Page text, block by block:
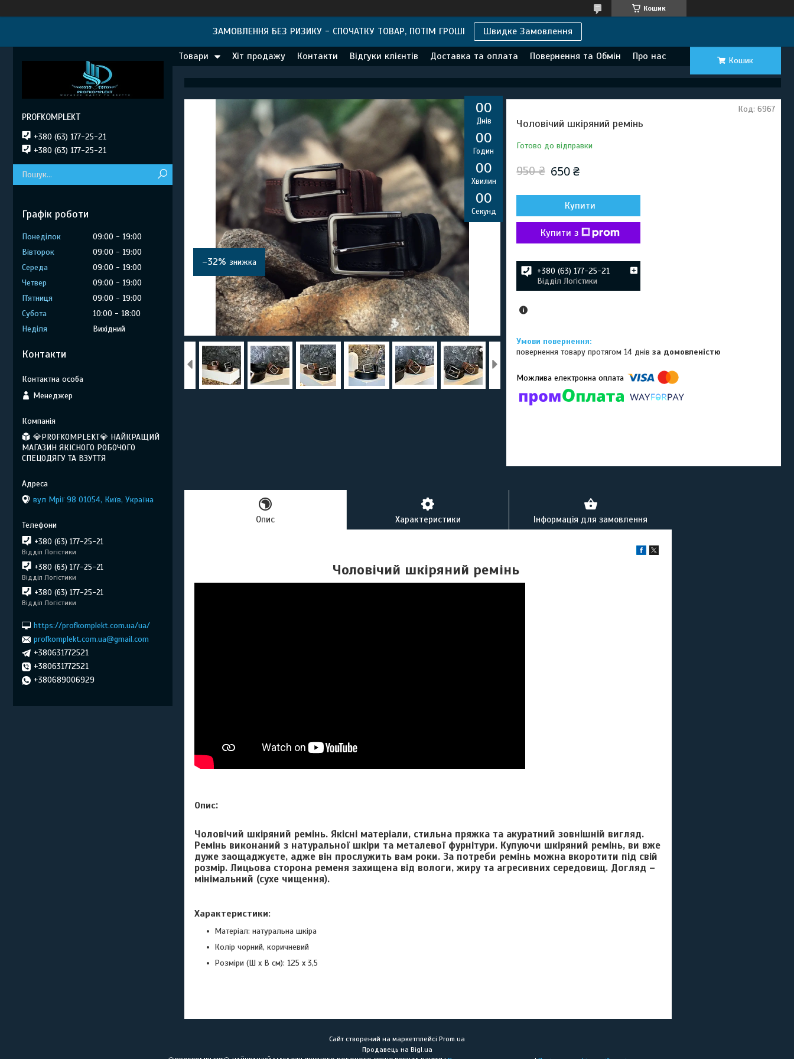
Кошик
ЗАМОВЛЕННЯ БЕЗ РИЗИКУ - СПОЧАТКУ ТОВАР, ПОТІМ ГРОШІ Швидке Замовлення
Товари Хіт продажу Контакти Відгуки клієнтів Доставка та оплата Повернення та Обмін Про нас Кошик
00
Днів
00
Годин
00
Хвилин
00
Секунд
–32%
Чоловічий шкіряний ремінь
Готово до відправки
Код: 6967
950 ₴ 650 ₴
Купити
Купити з
+380 (63) 177-25-21
Відділ Логістики
повернення товару протягом 14 днівза домовленістю
Опис Характеристики Інформація для замовлення
Чоловічий шкіряний ремінь
Опис:
Чоловічий шкіряний ремінь. Якісні матеріали, стильна пряжка та акуратний зовнішній вигляд.
Ремінь виконаний з натуральної шкіри та металевої фурнітури. Купуючи шкіряний ремінь, ви вже
дуже заощаджуєте, адже він прослужить вам роки. За потреби ремінь можна вкоротити під свій
розмір. Лицьова сторона ременя захищена від вологи, жиру та агресивних середовищ. Догляд –
мінімальний (сухе чищення).
Характеристики:
Матеріал: натуральна шкіра
Колір чорний, коричневий
Розміри (Ш х В см): 125 х 3,5
PROFKOMPLEKT
+380 (63) 177-25-21
+380 (63) 177-25-21
Графік роботи
Понеділок 09:00
19:00
Вівторок
09:00
19:00
Середа
09:00
19:00
Четвер
09:00
19:00
Пʼятниця
09:00
19:00
Субота
10:00
18:00
Неділя
Вихідний
Контакти
Менеджер
💎PROFKOMPLEKT💎 НАЙКРАЩИЙ
МАГАЗИН ЯКІСНОГО РОБОЧОГО
СПЕЦОДЯГУ ТА ВЗУТТЯ
вул Мрії 98 01054, Київ, Україна
+380 (63) 177-25-21
Відділ Логістики
+380 (63) 177-25-21
Відділ Логістики
+380 (63) 177-25-21
Відділ Логістики
https://profkomplekt.com.ua/ua/
profkomplekt.com.ua@gmail.com
+380631772521
+380631772521
+380689006929
Сайт створений на маркетплейсі Prom.ua
Продавець на Bigl.ua